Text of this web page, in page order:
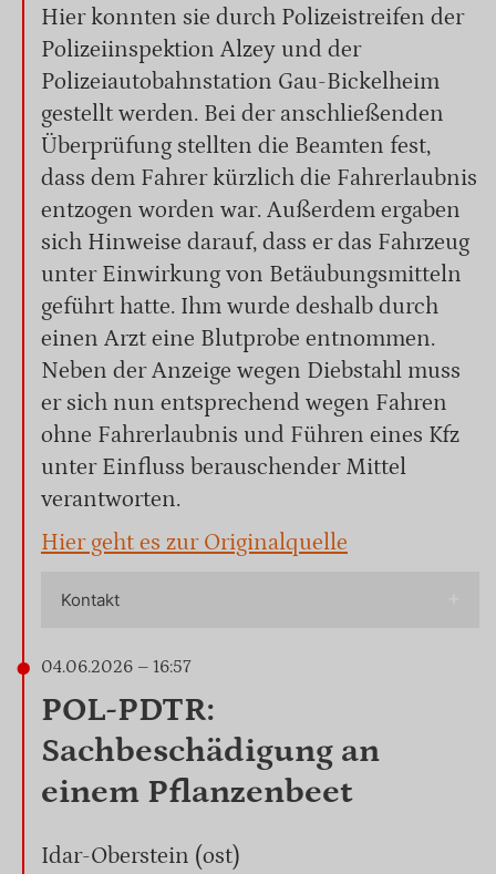
Hier konnten sie durch Polizeistreifen der
Polizeiinspektion Alzey und der
Polizeiautobahnstation Gau-Bickelheim
gestellt werden. Bei der anschließenden
Überprüfung stellten die Beamten fest,
dass dem Fahrer kürzlich die Fahrerlaubnis
entzogen worden war. Außerdem ergaben
sich Hinweise darauf, dass er das Fahrzeug
unter Einwirkung von Betäubungsmitteln
geführt hatte. Ihm wurde deshalb durch
einen Arzt eine Blutprobe entnommen.
Neben der Anzeige wegen Diebstahl muss
er sich nun entsprechend wegen Fahren
ohne Fahrerlaubnis und Führen eines Kfz
unter Einfluss berauschender Mittel
verantworten.
Hier geht es zur Originalquelle
Kontakt
04.06.2026 – 16:57
POL-PDTR:
Sachbeschädigung an
einem Pflanzenbeet
Idar-Oberstein (ost)